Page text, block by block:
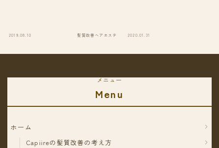
2019.08.10 髪質改善ヘアエステ 2020.01.31
メニュー
Menu
ホーム
Capiireの髪質改善の考え方